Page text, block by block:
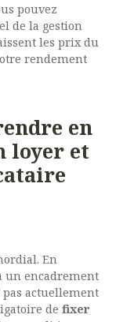
pouvez
de la gestion
les prix du
rendement
en
loyer et
En
un encadrement
pas actuellement
de fixer